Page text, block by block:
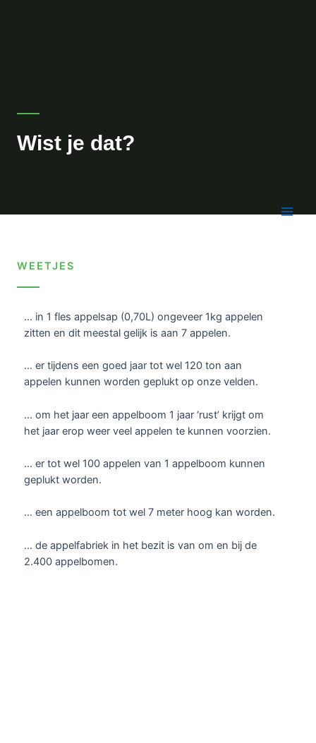
Wist je dat?
WEETJES
… in 1 fles appelsap (0,70L) ongeveer 1kg appelen
zitten en dit meestal gelijk is aan 7 appelen.
… er tijdens een goed jaar tot wel 120 ton aan
appelen kunnen worden geplukt op onze velden.
… om het jaar een appelboom 1 jaar ‘rust’ krijgt om
het jaar erop weer veel appelen te kunnen voorzien.
… er tot wel 100 appelen van 1 appelboom kunnen
geplukt worden.
… een appelboom tot wel 7 meter hoog kan worden.
… de appelfabriek in het bezit is van om en bij de
2.400 appelbomen.